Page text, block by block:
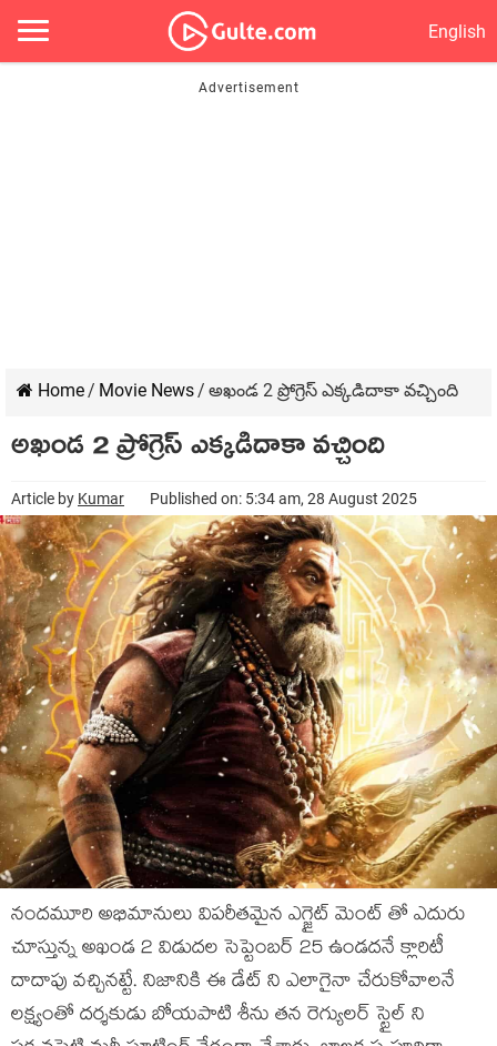
English
Home/ Movie News/ అఖండ 2 ప్రోగ్రెస్ ఎక్కడిదాకా వచ్చింది
అఖండ 2 ప్రోగ్రెస్ ఎక్కడిదాకా వచ్చింది
Article by Kumar Published on: 5:34 am, 28 August 2025
నందమూరి అభిమానులు విపరీతమైన ఎగ్జైట్ మెంట్ తో ఎదురు
చూస్తున్న అఖండ 2 విడుదల సెప్టెంబర్ 25 ఉండదనే క్లారిటీ
దాదాపు వచ్చినట్టే. నిజానికి ఈ డేట్ ని ఎలాగైనా చేరుకోవాలనే
లక్ష్యంతో దర్శకుడు బోయపాటి శీను తన రెగ్యులర్ స్టైల్ ని